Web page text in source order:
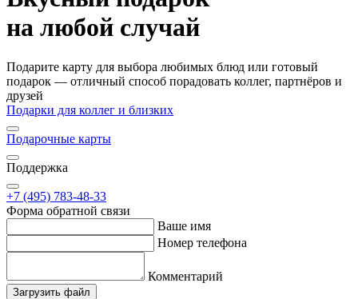
на любой случай
Подарите карту для выбора любимых блюд или готовый
подарок — отличный способ порадовать коллег, партнёров и
друзей
Подарки для коллег и близких
Подарочные карты
Поддержка
+7 (495) 783-48-33
Форма обратной связи
Ваше имя
Номер телефона
Комментарий
Загрузить файл